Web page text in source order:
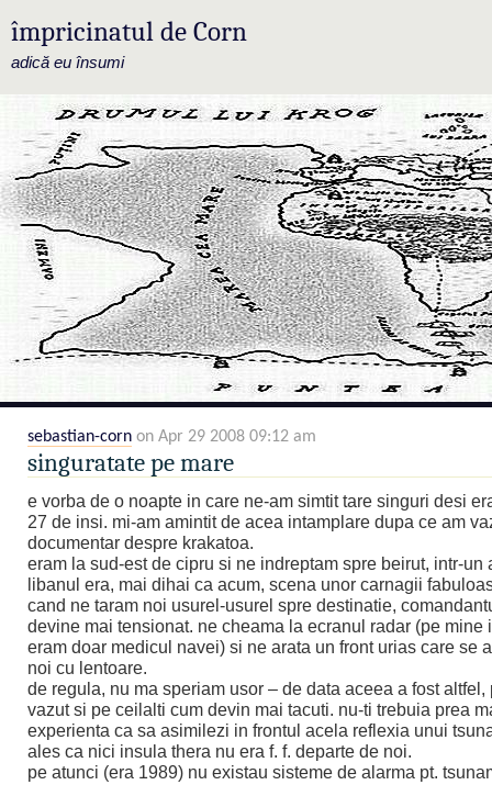
împricinatul de Corn
adică eu însumi
sebastian-corn on Apr 29 2008 09:12 am
singuratate pe mare
e vorba de o noapte in care ne-am simtit tare singuri desi
27 de insi. mi-am amintit de acea intamplare dupa ce am
documentar despre krakatoa.
eram la sud-est de cipru si ne indreptam spre beirut, intr-un
libanul era, mai dihai ca acum, scena unor carnagii
cand ne taram noi usurel-usurel spre destinatie,
devine mai tensionat. ne cheama la ecranul radar (pe mine
eram doar medicul navei) si ne arata un front urias care se
noi cu lentoare.
de regula, nu ma speriam usor – de data aceea a fost altfel,
vazut si pe ceilalti cum devin mai tacuti. nu-ti trebuia prea
experienta ca sa asimilezi in frontul acela reflexia unui
ales ca nici insula thera nu era f. f. departe de noi.
pe atunci (era 1989) nu existau sisteme de alarma pt.